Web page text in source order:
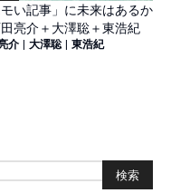
モい記事」に未来はあるか
田亮介＋大澤聡＋東浩紀
介 大澤聡 東浩紀
検索